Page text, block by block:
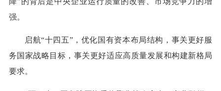
强。
启航“十四五”，优化国有资本布局结构，事关更好服
务国家战略目标，事关更好适应高质量发展和构建新格局
要求。